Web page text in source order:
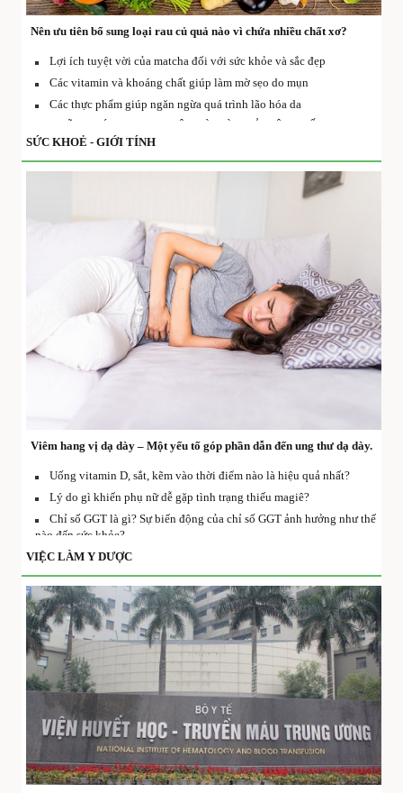
Nên ưu tiên bổ sung loại rau củ quả nào vì chứa nhiều chất xơ?
Lợi ích tuyệt vời của matcha đối với sức khỏe và sắc đẹp
Các vitamin và khoáng chất giúp làm mờ sẹo do mụn
Các thực phẩm giúp ngăn ngừa quá trình lão hóa da
SỨC KHOẺ - GIỚI TÍNH
Viêm hang vị dạ dày – Một yếu tố góp phần dẫn đến ung thư dạ dày.
Uống vitamin D, sắt, kẽm vào thời điểm nào là hiệu quả nhất?
Lý do gì khiến phụ nữ dễ gặp tình trạng thiếu magiê?
Chỉ số GGT là gì? Sự biến động của chỉ số GGT ảnh hưởng như thế
nào đến sức khỏe?
Bị nhiễm nấm Candida có dẫn đến vô sinh không?
VIỆC LÀM Y DƯỢC